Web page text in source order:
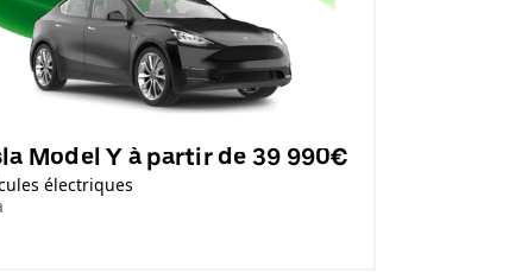
Model Y à partir de 39 990€
électriques